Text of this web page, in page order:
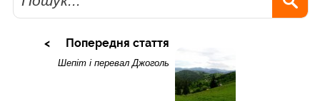
Попередня стаття
Шепіт і перевал Джоголь